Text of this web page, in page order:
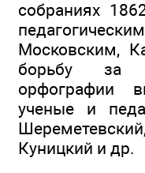
собраниях
Московским,
борьбу за
орфографии
ученые и
Куницкий и др.